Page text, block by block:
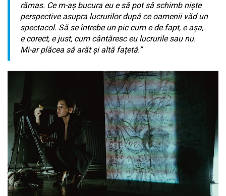
rămas. Ce m-aș bucura eu e să pot să schimb niște
perspective asupra lucrurilor după ce oamenii văd un
spectacol. Să se întrebe un pic cum e de fapt, e așa,
e corect, e just, cum cântăresc eu lucrurile sau nu.
Mi-ar plăcea să arăt și altă fațetă.”